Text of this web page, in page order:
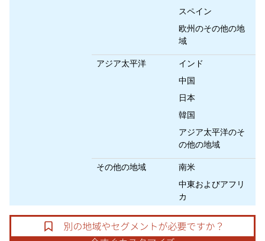
スペイン
欧州のその他の地
域
アジア太平洋
インド
中国
日本
韓国
アジア太平洋のそ
の他の地域
その他の地域
南米
中東およびアフリ
カ